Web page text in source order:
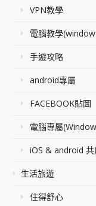
VPN教學
電腦教學
手遊攻略
android專屬
FACEBOOK貼圖
電腦專屬
iOS & android 共
生活旅遊
住得舒心